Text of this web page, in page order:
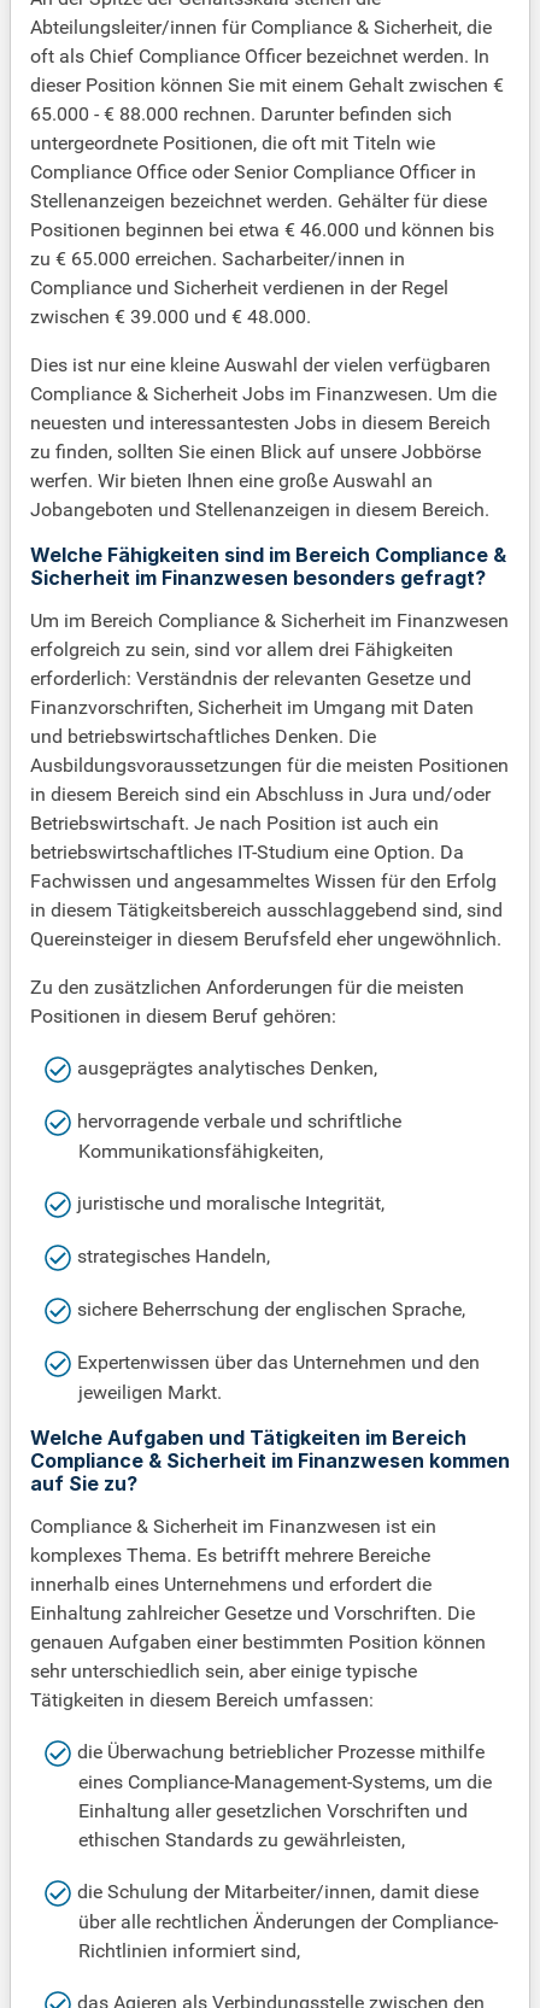
Abteilungsleiter/innen für Compliance & Sicherheit, die
oft als Chief Compliance Officer bezeichnet werden. In
dieser Position können Sie mit einem Gehalt zwischen €
65.000 - € 88.000 rechnen. Darunter befinden sich
untergeordnete Positionen, die oft mit Titeln wie
Compliance Office oder Senior Compliance Officer in
Stellenanzeigen bezeichnet werden. Gehälter für diese
Positionen beginnen bei etwa € 46.000 und können bis
zu € 65.000 erreichen. Sacharbeiter/innen in
Compliance und Sicherheit verdienen in der Regel
zwischen € 39.000 und € 48.000.
Dies ist nur eine kleine Auswahl der vielen verfügbaren
Compliance & Sicherheit Jobs im Finanzwesen. Um die
neuesten und interessantesten Jobs in diesem Bereich
zu finden, sollten Sie einen Blick auf unsere Jobbörse
werfen. Wir bieten Ihnen eine große Auswahl an
Jobangeboten und Stellenanzeigen in diesem Bereich.
Welche Fähigkeiten sind im Bereich Compliance &
Sicherheit im Finanzwesen besonders gefragt?
Um im Bereich Compliance & Sicherheit im Finanzwesen
erfolgreich zu sein, sind vor allem drei Fähigkeiten
erforderlich: Verständnis der relevanten Gesetze und
Finanzvorschriften, Sicherheit im Umgang mit Daten
und betriebswirtschaftliches Denken. Die
Ausbildungsvoraussetzungen für die meisten Positionen
in diesem Bereich sind ein Abschluss in Jura und/oder
Betriebswirtschaft. Je nach Position ist auch ein
betriebswirtschaftliches IT-Studium eine Option. Da
Fachwissen und angesammeltes Wissen für den Erfolg
in diesem Tätigkeitsbereich ausschlaggebend sind, sind
Quereinsteiger in diesem Berufsfeld eher ungewöhnlich.
Zu den zusätzlichen Anforderungen für die meisten
Positionen in diesem Beruf gehören:
ausgeprägtes analytisches Denken,
hervorragende verbale und schriftliche
Kommunikationsfähigkeiten,
juristische und moralische Integrität,
strategisches Handeln,
sichere Beherrschung der englischen Sprache,
Expertenwissen über das Unternehmen und den
jeweiligen Markt.
Welche Aufgaben und Tätigkeiten im Bereich
Compliance & Sicherheit im Finanzwesen kommen
auf Sie zu?
Compliance & Sicherheit im Finanzwesen ist ein
komplexes Thema. Es betrifft mehrere Bereiche
innerhalb eines Unternehmens und erfordert die
Einhaltung zahlreicher Gesetze und Vorschriften. Die
genauen Aufgaben einer bestimmten Position können
sehr unterschiedlich sein, aber einige typische
Tätigkeiten in diesem Bereich umfassen:
die Überwachung betrieblicher Prozesse mithilfe
eines Compliance-Management-Systems, um die
Einhaltung aller gesetzlichen Vorschriften und
ethischen Standards zu gewährleisten,
die Schulung der Mitarbeiter/innen, damit diese
über alle rechtlichen Änderungen der Compliance-
Richtlinien informiert sind,
das Agieren als Verbindungsstelle zwischen den